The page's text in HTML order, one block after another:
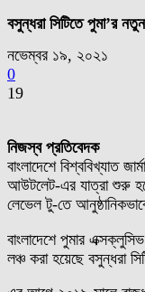
বসুন্ধরা সিটিতে পুমা’র
নভেম্বর ১৯, ২০২১
0
19
নিজস্ব প্রতিবেদক
বাংলাদেশে বিশ্ববিখ্যাত
আউটলেট-এর যাত্রা শুরু
লেভেল টু-তে
বাংলাদেশে পুমার
লঞ্চ করা হয়েছে বসুন্ধরা